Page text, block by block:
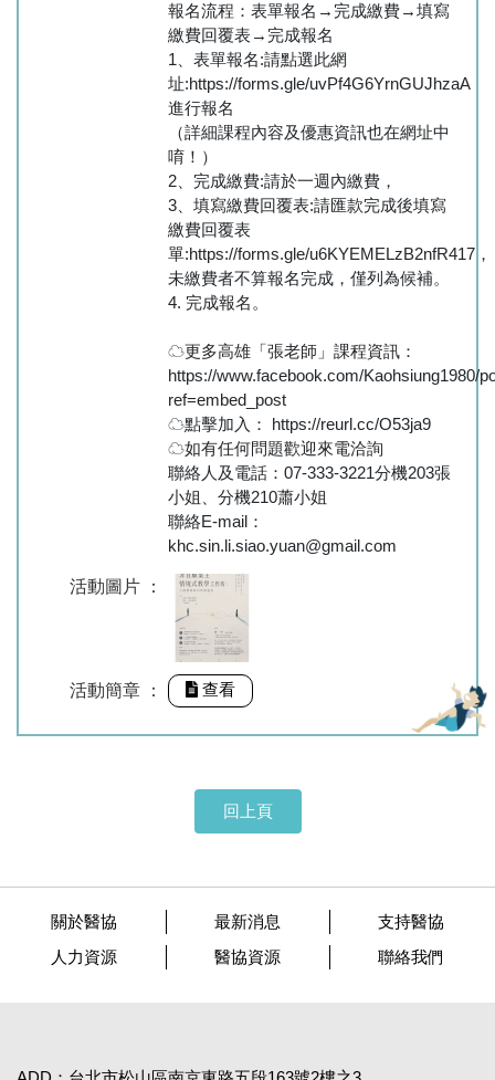
報名流程：表單報名→完成繳費→填寫
繳費回覆表→完成報名
1、表單報名:請點選此網
址:https://forms.gle/uvPf4G6YrnGUJhzaA
進行報名
（詳細課程內容及優惠資訊也在網址中
唷！）
2、完成繳費:請於一週內繳費，
3、填寫繳費回覆表:請匯款完成後填寫
繳費回覆表
單:https://forms.gle/u6KYEMELzB2nfR417，
未繳費者不算報名完成，僅列為候補。
4. 完成報名。
☁更多高雄「張老師」課程資訊：
https://www.facebook.com/Kaohsiung1980/
ref=embed_post
☁點擊加入： https://reurl.cc/O53ja9
☁如有任何問題歡迎來電洽詢
聯絡人及電話：07-333-3221分機203張
小姐、分機210蕭小姐
聯絡E-mail：
khc.sin.li.siao.yuan@gmail.com
活動圖片 ：
活動簡章 ： 查看
回上頁
關於醫協 最新消息
支持醫協
人力資源
醫協資源 聯絡我們